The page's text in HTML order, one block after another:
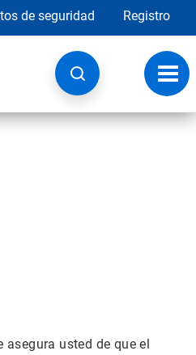
de seguridad Registro
de
asegura usted de que el